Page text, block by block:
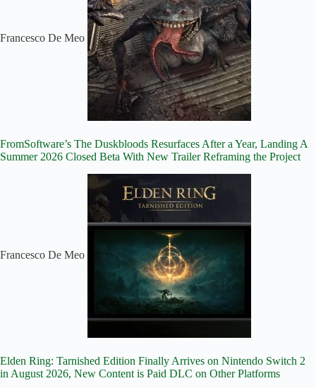
Francesco De Meo
FromSoftware’s The Duskbloods Resurfaces After a Year, Landing A
Summer 2026 Closed Beta With New Trailer Reframing the Project
Francesco De Meo
Elden Ring: Tarnished Edition Finally Arrives on Nintendo Switch 2
in August 2026, New Content is Paid DLC on Other Platforms